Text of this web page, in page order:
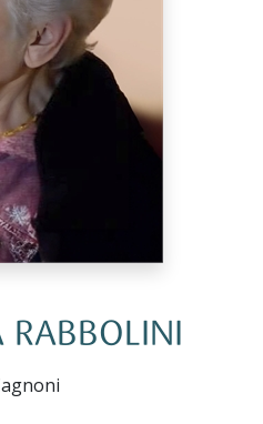
RABBOLINI